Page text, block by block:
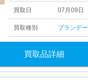
買取日 07月09日
買取種別 ブランデー
買取品詳細